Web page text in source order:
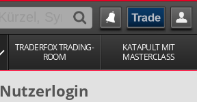
TRADERFOX TRADING-
ROOM
KATAPULT MIT
MASTERCLASS
Nutzerlogin